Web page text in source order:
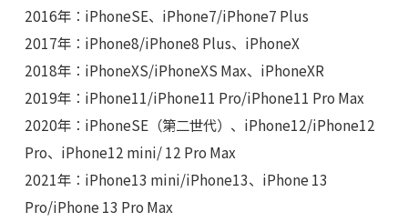
2016年：iPhoneSE、iPhone7/iPhone7 Plus
2017年：iPhone8/iPhone8 Plus、iPhoneX
2018年：iPhoneXS/iPhoneXS Max、iPhoneXR
2019年：iPhone11/iPhone11 Pro/iPhone11 Pro Max
2020年：iPhoneSE（第二世代）、iPhone12/iPhone12
Pro、iPhone12 mini/ 12 Pro Max
2021年：iPhone13 mini/iPhone13、iPhone 13
Pro/iPhone 13 Pro Max